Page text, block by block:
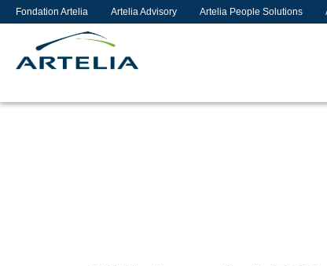
Fondation Artelia Artelia Advisory Artelia People Solutions